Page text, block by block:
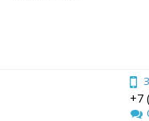
+7